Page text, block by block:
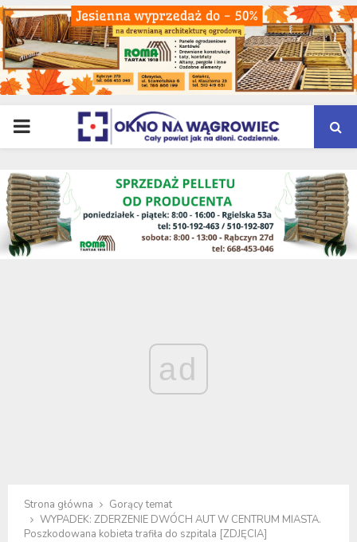
PRIMARY
MENU
ad
Strona główna
Gorący temat
WYPADEK: ZDERZENIE DWÓCH AUT W CENTRUM MIASTA.
Poszkodowana kobieta trafiła do szpitala [ZDJĘCIA]